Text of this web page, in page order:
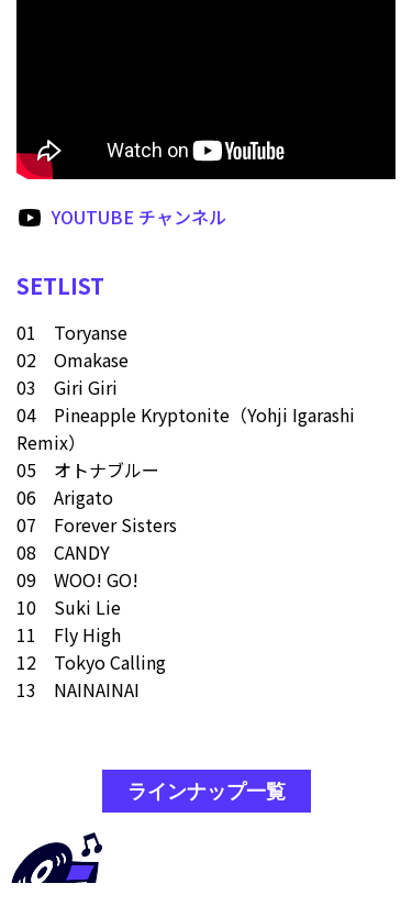
YOUTUBE チャンネル
SETLIST
01 Toryanse
02 Omakase
03 Giri Giri
04 Pineapple Kryptonite（Yohji Igarashi
Remix）
05 オトナブルー
06 Arigato
07 Forever Sisters
08 CANDY
09 WOO! GO!
10 Suki Lie
11 Fly High
12 Tokyo Calling
13 NAINAINAI
ラインナップ一覧